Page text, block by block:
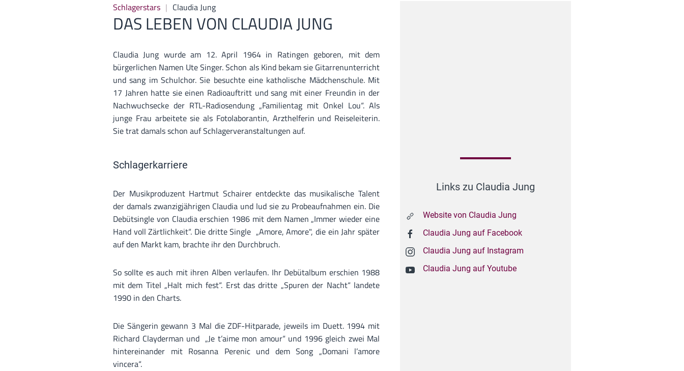
Schlagerstars Claudia Jung
DAS LEBEN VON CLAUDIA JUNG
Claudia Jung wurde am 12. April 1964 in Ratingen geboren, mit dem
bürgerlichen Namen Ute Singer. Schon als Kind bekam sie Gitarrenunterricht
und sang im Schulchor. Sie besuchte eine katholische Mädchenschule. Mit
17 Jahren hatte sie einen Radioauftritt und sang mit einer Freundin in der
Nachwuchsecke der RTL-Radiosendung „Familientag mit Onkel Lou“. Als
junge Frau arbeitete sie als Fotolaborantin, Arzthelferin und Reiseleiterin.
Sie trat damals schon auf Schlagerveranstaltungen auf.
Schlagerkarriere
Der Musikproduzent Hartmut Schairer entdeckte das musikalische Talent
der damals zwanzigjährigen Claudia und lud sie zu Probeaufnahmen ein. Die
Debütsingle von Claudia erschien 1986 mit dem Namen „Immer wieder eine
Hand voll Zärtlichkeit“. Die dritte Single „Amore, Amore", die ein Jahr später
auf den Markt kam, brachte ihr den Durchbruch.
So sollte es auch mit ihren Alben verlaufen. Ihr Debütalbum erschien 1988
mit dem Titel „Halt mich fest“. Erst das dritte „Spuren der Nacht“ landete
1990 in den Charts.
Die Sängerin gewann 3 Mal die ZDF-Hitparade, jeweils im Duett. 1994 mit
Richard Clayderman und „Je t’aime mon amour“ und 1996 gleich zwei Mal
hintereinander mit Rosanna Perenic und dem Song „Domani l’amore
vincera“.
Links zu Claudia Jung
Website von Claudia Jung
Claudia Jung auf Facebook
Claudia Jung auf Instagram
Claudia Jung auf Youtube